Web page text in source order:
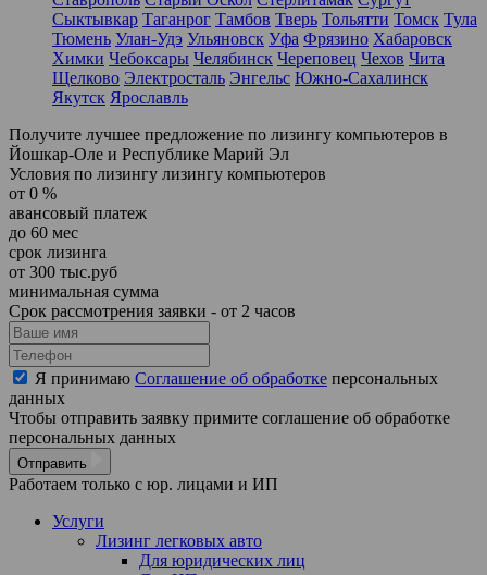
Сыктывкар Таганрог Тамбов Тверь Тольятти Томск Тула
Тюмень Улан-Удэ Ульяновск Уфа Фрязино Хабаровск
Химки Чебоксары Челябинск Череповец Чехов Чита
Щелково Электросталь Энгельс Южно-Сахалинск
Якутск Ярославль
Получите лучшее предложение по лизингу компьютеров в
Йошкар-Оле и Республике Марий Эл
Условия по лизингу лизингу компьютеров
от 0 %
авансовый платеж
до 60 мес
срок лизинга
от 300 тыс.руб
минимальная сумма
Срок рассмотрения заявки - от 2 часов
Я принимаю Соглашение об обработке персональных
данных
Чтобы отправить заявку примите соглашение об обработке
персональных данных
Отправить
Работаем только с юр. лицами и ИП
Услуги
Лизинг легковых авто
Для юридических лиц